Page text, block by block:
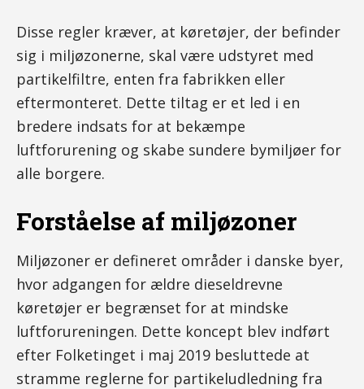
Disse regler kræver, at køretøjer, der befinder
sig i miljøzonerne, skal være udstyret med
partikelfiltre, enten fra fabrikken eller
eftermonteret. Dette tiltag er et led i en
bredere indsats for at bekæmpe
luftforurening og skabe sundere bymiljøer for
alle borgere.
Forståelse af miljøzoner
Miljøzoner er defineret områder i danske byer,
hvor adgangen for ældre dieseldrevne
køretøjer er begrænset for at mindske
luftforureningen. Dette koncept blev indført
efter Folketinget i maj 2019 besluttede at
stramme reglerne for partikeludledning fra